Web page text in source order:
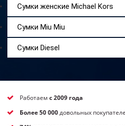
Сумки женские Michael Kors
Сумки Miu Miu
Сумки Diesel
Работаем с 2009 года
Более 50 000довольных